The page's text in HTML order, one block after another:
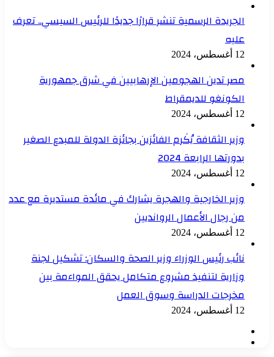
الجريدة الرسمية تنشر قرارًا جديدًا للرئيس السيسي.. تعرف
عليه
12 أغسطس، 2024
مصر تدين الهجومين الإرهابيين في شرق جمهورية
الكونغو للديمقراط
12 أغسطس، 2024
وزير الثقافة يُكَرم الفائزين بجائزة الدولة للمبدع الصغير
بدورتها الرابعة 2024
12 أغسطس، 2024
وزير الخارجية والهجرة يشارك في مائدة مستديرة مع عدد
من رجال الأعمال الروانديين
12 أغسطس، 2024
نائب رئيس الوزراء وزير الصحة والسكان: تشكيل لجنة
وزارية لتنفيذ مشروع متكامل يحقق المواءمة بين
مخرجات الدراسة وسوق العمل
12 أغسطس، 2024